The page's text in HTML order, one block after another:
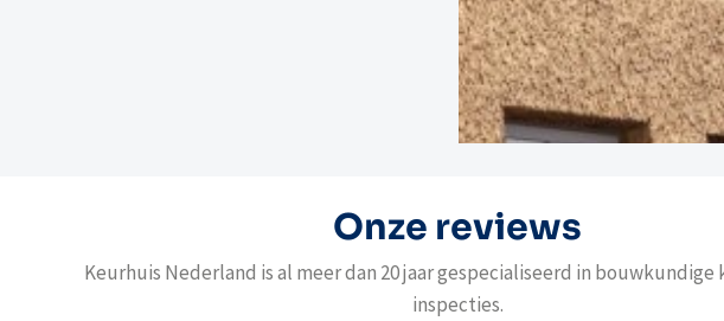
Onze reviews
Keurhuis Nederland is al meer dan 20 jaar gespecialiseerd in bouwkundige
inspecties.